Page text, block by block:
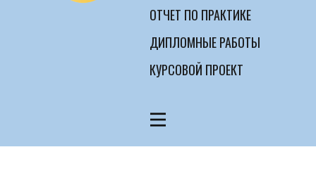
ОТЧЕТ ПО ПРАКТИКЕ
ДИПЛОМНЫЕ РАБОТЫ
КУРСОВОЙ ПРОЕКТ